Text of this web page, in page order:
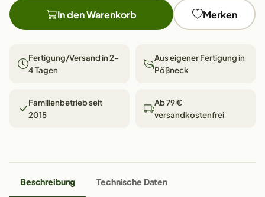
In den Warenkorb Merken
Fertigung/Versand in 2–
4 Tagen
Aus eigener Fertigung in
Pößneck
Familienbetrieb seit
2015
Ab 79 €
versandkostenfrei
Beschreibung Technische Daten